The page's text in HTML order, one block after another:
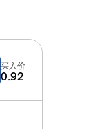
买入价
0.92